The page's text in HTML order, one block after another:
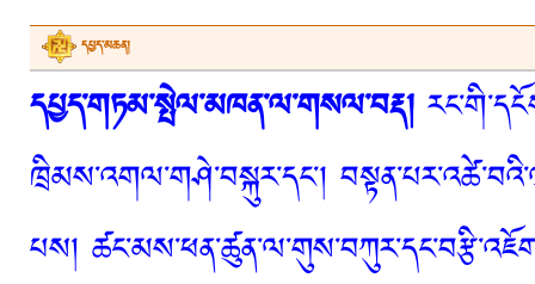
དཔྱད་མཆན།
དཔྱད་གཏམ་སྤེལ་མཁན་ལ་གསལ་བརྡ།
ཁྲིམས་འགལ་གཤེ་བསྐུར་དང་།
པས།